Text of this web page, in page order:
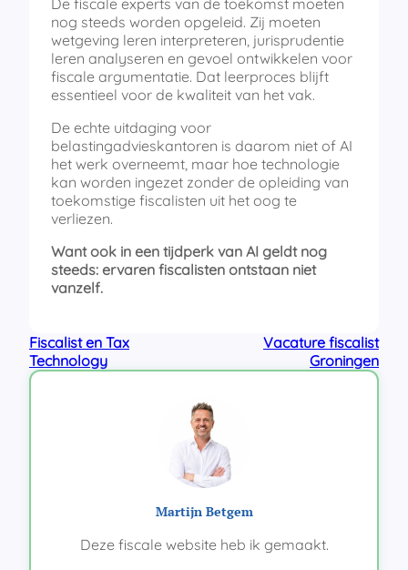
De fiscale experts van de toekomst moeten
nog steeds worden opgeleid. Zij moeten
wetgeving leren interpreteren, jurisprudentie
leren analyseren en gevoel ontwikkelen voor
fiscale argumentatie. Dat leerproces blijft
essentieel voor de kwaliteit van het vak.
De echte uitdaging voor
belastingadvieskantoren is daarom niet of AI
het werk overneemt, maar hoe technologie
kan worden ingezet zonder de opleiding van
toekomstige fiscalisten uit het oog te
verliezen.
Want ook in een tijdperk van AI geldt nog
steeds: ervaren fiscalisten ontstaan niet
vanzelf.
Fiscalist en Tax
Technology
Vacature fiscalist
Groningen
Martijn Betgem
Deze fiscale website heb ik gemaakt.